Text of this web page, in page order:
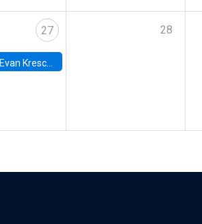
27
Evan Kresch, Oberlin College
28